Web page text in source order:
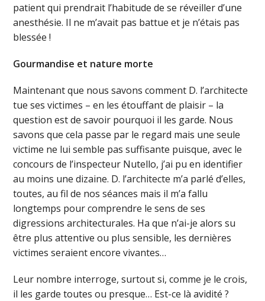
patient qui prendrait l’habitude de se réveiller d’une
anesthésie. Il ne m’avait pas battue et je n’étais pas
blessée !
Gourmandise et nature morte
Maintenant que nous savons comment D. l’architecte
tue ses victimes – en les étouffant de plaisir – la
question est de savoir pourquoi il les garde. Nous
savons que cela passe par le regard mais une seule
victime ne lui semble pas suffisante puisque, avec le
concours de l’inspecteur Nutello, j’ai pu en identifier
au moins une dizaine. D. l’architecte m’a parlé d’elles,
toutes, au fil de nos séances mais il m’a fallu
longtemps pour comprendre le sens de ses
digressions architecturales. Ha que n’ai-je alors su
être plus attentive ou plus sensible, les dernières
victimes seraient encore vivantes…
Leur nombre interroge, surtout si, comme je le crois,
il les garde toutes ou presque… Est-ce là avidité ?